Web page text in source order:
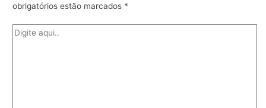
obrigatórios estão marcados *